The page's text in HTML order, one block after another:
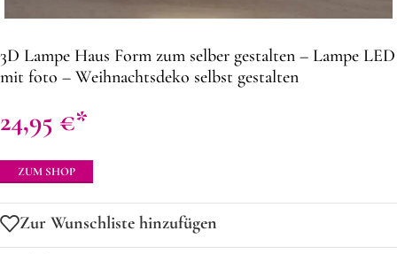
3D Lampe Haus Form zum selber gestalten – Lampe LED
mit foto – Weihnachtsdeko selbst gestalten
24,95 €
ZUM SHOP
Zur Wunschliste hinzufügen